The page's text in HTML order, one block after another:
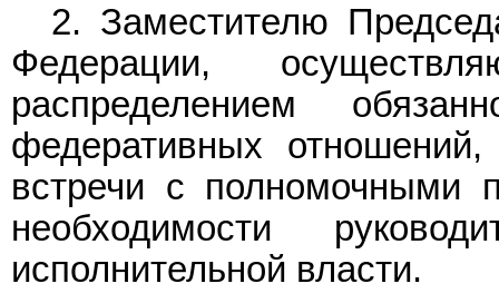
2. Заместителю
Федерации,
распределением
федеративных
встречи с полномочными
необходимости
исполнительной власти.